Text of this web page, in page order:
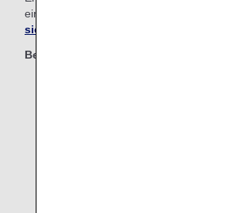
eine vielfältige Auswahl an speziellen
sich auf dieser Seite Ihre Optionen an
Berechtigte Klassen